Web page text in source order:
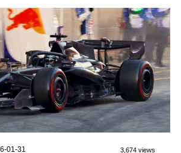
01-31 3,674 views